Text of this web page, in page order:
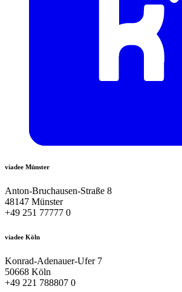
viadee Münster
Anton-Bruchausen-Straße 8
48147 Münster
+49 251 77777 0
viadee Köln
Konrad-Adenauer-Ufer 7
50668 Köln
+49 221 788807 0